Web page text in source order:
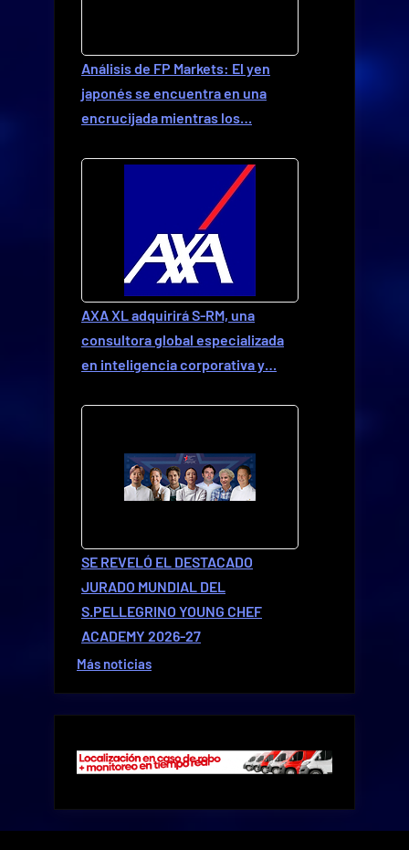
Análisis de FP Markets: El yen
japonés se encuentra en una
encrucijada mientras los…
AXA XL adquirirá S-RM, una
consultora global especializada
en inteligencia corporativa y…
SE REVELÓ EL DESTACADO
JURADO MUNDIAL DEL
S.PELLEGRINO YOUNG CHEF
ACADEMY 2026-27
Más noticias